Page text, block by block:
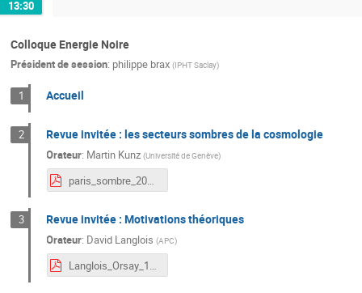
13:30
Colloque Energie Noire
Président de session: philippe brax (IPHT Saclay)
1 Accueil
2 Revue invitée : les secteurs sombres de la cosmologie
Orateur: Martin Kunz (Université de Genève)
paris_sombre_2017.pdf
3 Revue invitée : Motivations théoriques
Orateur: David Langlois (APC)
Langlois_Orsay_17.pdf